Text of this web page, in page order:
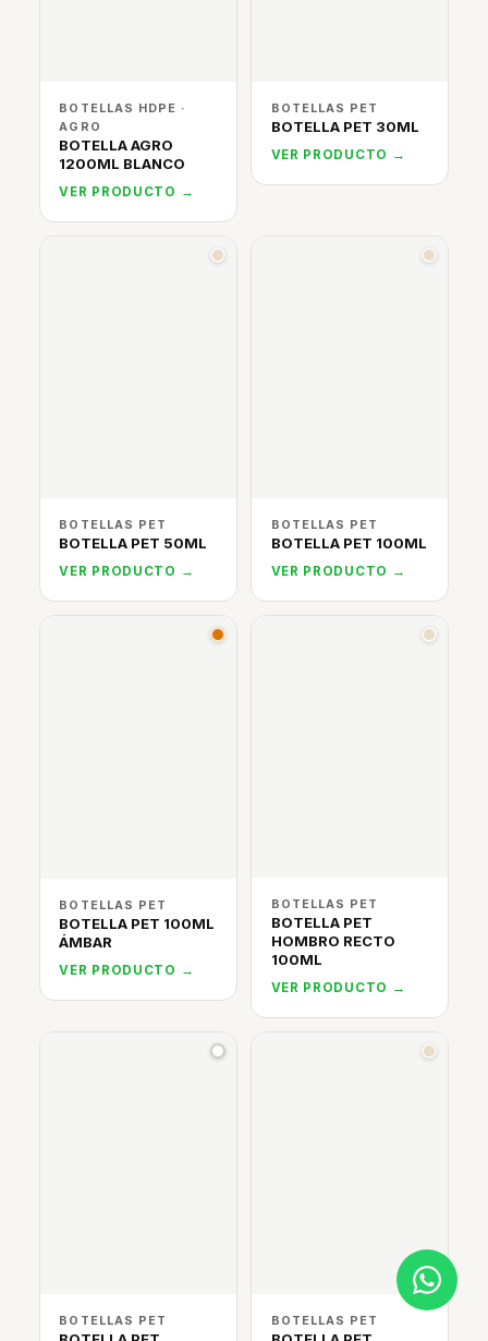
BOTELLAS HDPE ·
AGRO
BOTELLA AGRO
1200ML BLANCO
VER PRODUCTO →
BOTELLAS PET
BOTELLA PET 30ML
VER PRODUCTO →
BOTELLAS PET
BOTELLA PET 50ML
VER PRODUCTO →
BOTELLAS PET
BOTELLA PET 100ML
VER PRODUCTO →
BOTELLAS PET
BOTELLA PET 100ML
ÁMBAR
VER PRODUCTO →
BOTELLAS PET
BOTELLA PET
HOMBRO RECTO
100ML
VER PRODUCTO →
BOTELLAS PET BOTELLAS PET